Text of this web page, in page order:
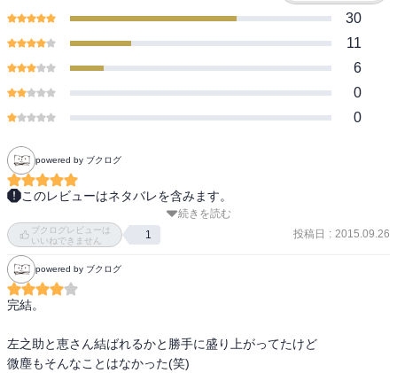
30
11
6
0
0
powered by ブクログ
このレビューはネタバレを含みます。
今まで読んだ少年漫画のなかでいちばん好きかも。幕末絡みだから
というのもある（し、読み始めたきっかけはそれだ）けど、「いの
ちだいじに」な信念や、過去を背負うけど過去に縛られないところ
など、胸に響いたしいろいろ考えさせられました。爽やかハッピー
エンドなところも満足。
強い敵の前に霞んでいくというカカシ先生現象を起こさず（って
続きを読む
ブクログレビューは
いいねできません
1 投稿日 : 2015.09.26
powered by ブクログ
完結。
左之助と恵さん結ばれるかと勝手に盛り上がってたけど
微塵もそんなことはなかった(笑)